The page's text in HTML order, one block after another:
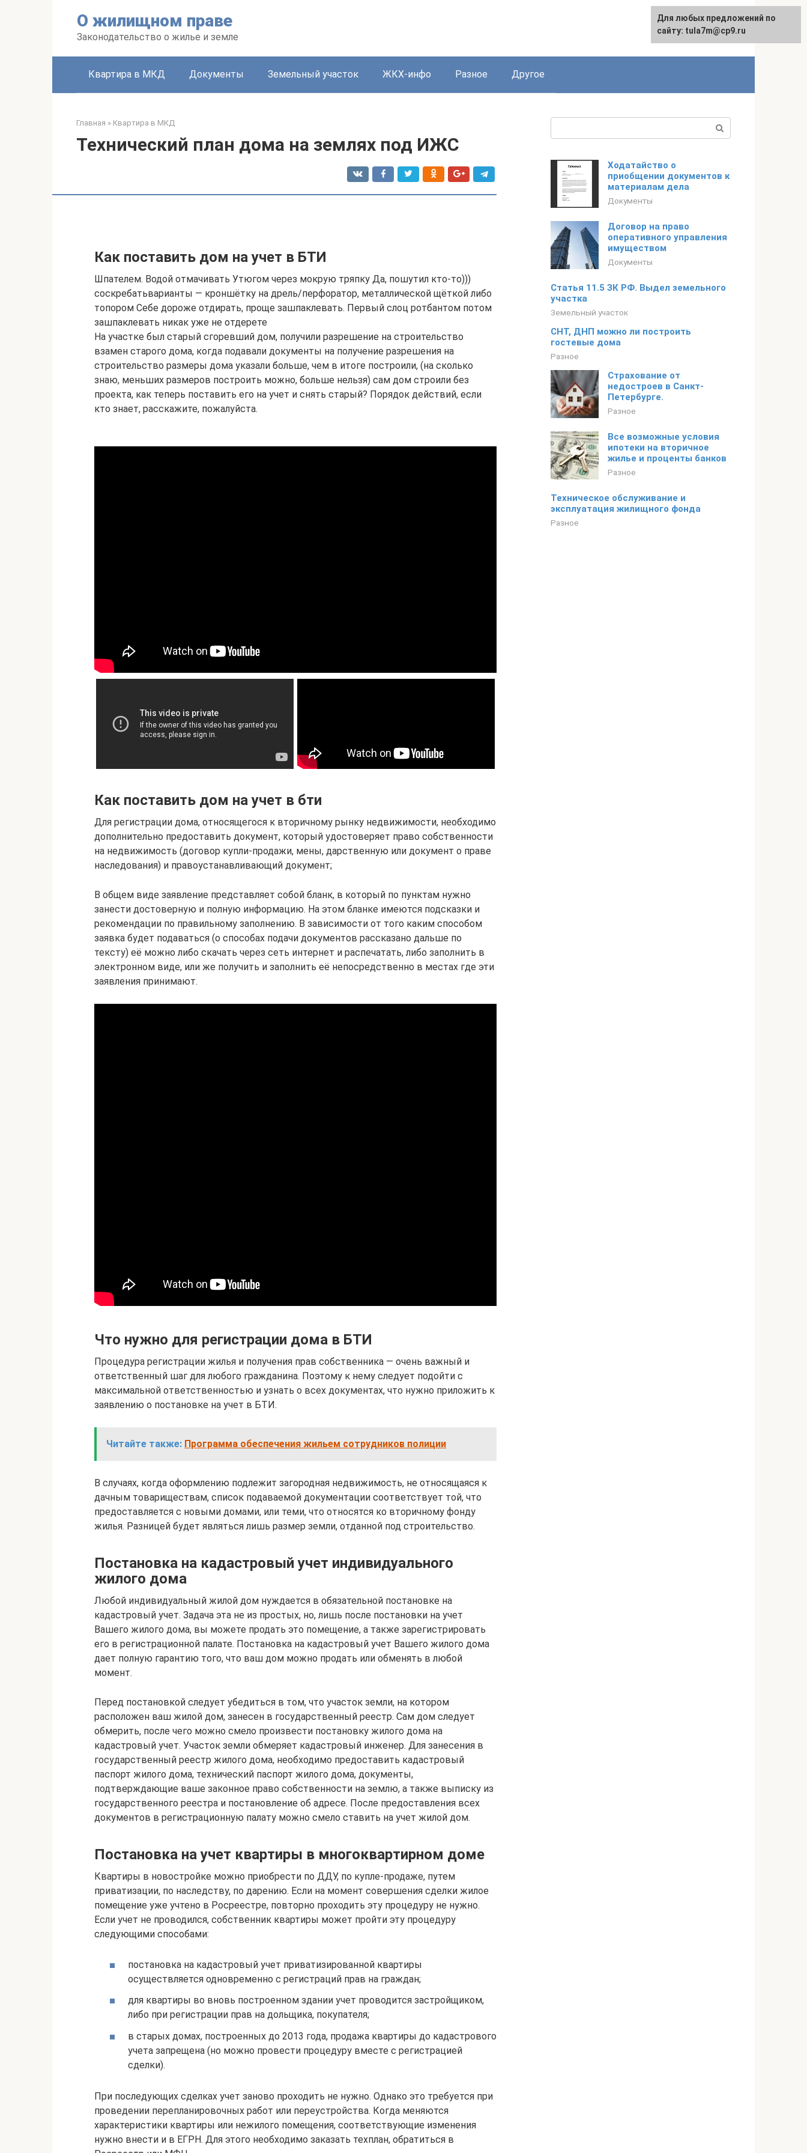
О жилищном праве
Законодательство о жилье и земле
Квартира в МКД Документы Земельный участок ЖКХ-инфо Разное Другое
Главная » Квартира в МКД
Технический план дома на землях под ИЖС
Как поставить дом на учет в БТИ
Шпателем. Водой отмачивать Утюгом через мокрую тряпку Да, пошутил кто-то)))
соскребатьварианты — кроншётку на дрель/перфоратор, металлической щёткой либо
топором Себе дороже отдирать, проще зашпаклевать. Первый слоц ротбантом потом
зашпаклевать никак уже не отдерете
На участке был старый сгоревший дом, получили разрешение на строительство
взамен старого дома, когда подавали документы на получение разрешения на
строительство размеры дома указали больше, чем в итоге построили, (на сколько
знаю, меньших размеров построить можно, больше нельзя) сам дом строили без
проекта, как теперь поставить его на учет и снять старый? Порядок действий, если
кто знает, расскажите, пожалуйста.
Как поставить дом на учет в бти
Для регистрации дома, относящегося к вторичному рынку недвижимости, необходимо
дополнительно предоставить документ, который удостоверяет право собственности
на недвижимость (договор купли-продажи, мены, дарственную или документ о праве
наследования) и правоустанавливающий документ;
В общем виде заявление представляет собой бланк, в который по пунктам нужно
занести достоверную и полную информацию. На этом бланке имеются подсказки и
рекомендации по правильному заполнению. В зависимости от того каким способом
заявка будет подаваться (о способах подачи документов рассказано дальше по
тексту) её можно либо скачать через сеть интернет и распечатать, либо заполнить в
электронном виде, или же получить и заполнить её непосредственно в местах где эти
заявления принимают.
Что нужно для регистрации дома в БТИ
Процедура регистрации жилья и получения прав собственника — очень важный и
ответственный шаг для любого гражданина. Поэтому к нему следует подойти с
максимальной ответственностью и узнать о всех документах, что нужно приложить к
заявлению о постановке на учет в БТИ.
Читайте также: Программа обеспечения жильем сотрудников полиции
В случаях, когда оформлению подлежит загородная недвижимость, не относящаяся к
дачным товариществам, список подаваемой документации соответствует той, что
предоставляется с новыми домами, или теми, что относятся ко вторичному фонду
жилья. Разницей будет являться лишь размер земли, отданной под строительство.
Постановка на кадастровый учет индивидуального
жилого дома
Любой индивидуальный жилой дом нуждается в обязательной постановке на
кадастровый учет. Задача эта не из простых, но, лишь после постановки на учет
Вашего жилого дома, вы можете продать это помещение, а также зарегистрировать
его в регистрационной палате. Постановка на кадастровый учет Вашего жилого дома
дает полную гарантию того, что ваш дом можно продать или обменять в любой
момент.
Перед постановкой следует убедиться в том, что участок земли, на котором
расположен ваш жилой дом, занесен в государственный реестр. Сам дом следует
обмерить, после чего можно смело произвести постановку жилого дома на
кадастровый учет. Участок земли обмеряет кадастровый инженер. Для занесения в
государственный реестр жилого дома, необходимо предоставить кадастровый
паспорт жилого дома, технический паспорт жилого дома, документы,
подтверждающие ваше законное право собственности на землю, а также выписку из
государственного реестра и постановление об адресе. После предоставления всех
документов в регистрационную палату можно смело ставить на учет жилой дом.
Постановка на учет квартиры в многоквартирном доме
Квартиры в новостройке можно приобрести по ДДУ, по купле-продаже, путем
приватизации, по наследству, по дарению. Если на момент совершения сделки жилое
помещение уже учтено в Росреестре, повторно проходить эту процедуру не нужно.
Если учет не проводился, собственник квартиры может пройти эту процедуру
следующими способами:
постановка на кадастровый учет приватизированной квартиры
осуществляется одновременно с регистраций прав на граждан;
для квартиры во вновь построенном здании учет проводится застройщиком,
либо при регистрации прав на дольщика, покупателя;
в старых домах, построенных до 2013 года, продажа квартиры до кадастрового
учета запрещена (но можно провести процедуру вместе с регистрацией
сделки).
При последующих сделках учет заново проходить не нужно. Однако это требуется при
проведении перепланировочных работ или переустройства. Когда меняются
характеристики квартиры или нежилого помещения, соответствующие изменения
нужно внести и в ЕГРН. Для этого необходимо заказать техплан, обратиться в
Ходатайство о
приобщении документов к
материалам дела
Документы
Договор на право
оперативного управления
имуществом
Документы
Статья 11.5 ЗК РФ. Выдел земельного
участка
Земельный участок
СНТ, ДНП можно ли построить
гостевые дома
Разное
Страхование от
недостроев в Санкт-
Петербурге.
Разное
Все возможные условия
ипотеки на вторичное
жилье и проценты банков
Разное
Техническое обслуживание и
эксплуатация жилищного фонда
Разное
Для любых предложений по
сайту: tula7m@cp9.ru